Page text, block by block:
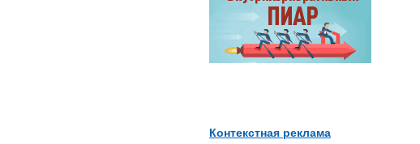
Контекстная реклама